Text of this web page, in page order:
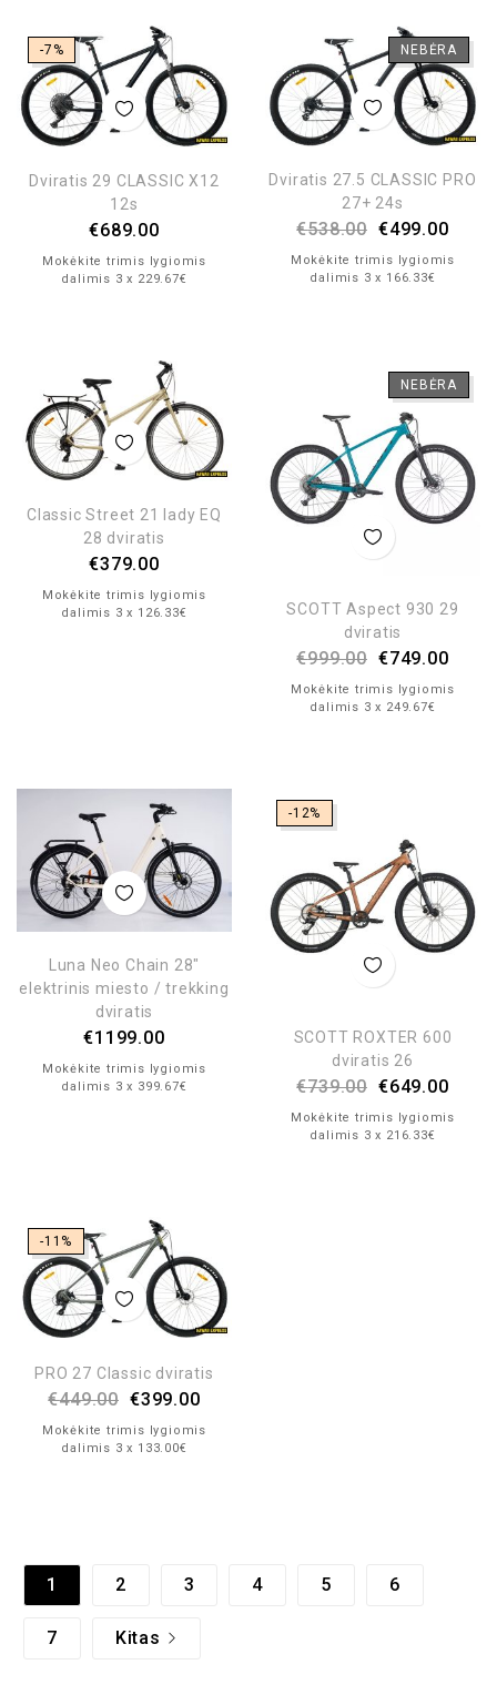
-7%
Dviratis 29 CLASSIC X12
12s
€689.00
Mokėkite trimis lygiomis
dalimis 3 x 229.67€
NEBĖRA
Dviratis 27.5 CLASSIC PRO
27+ 24s
€538.00 €499.00
Mokėkite trimis lygiomis
dalimis 3 x 166.33€
Classic Street 21 lady EQ
28 dviratis
€379.00
Mokėkite trimis lygiomis
dalimis 3 x 126.33€
NEBĖRA
SCOTT Aspect 930 29
dviratis
€999.00 €749.00
Mokėkite trimis lygiomis
dalimis 3 x 249.67€
Luna Neo Chain 28″
elektrinis miesto / trekking
dviratis
€1199.00
Mokėkite trimis lygiomis
dalimis 3 x 399.67€
-12%
SCOTT ROXTER 600
dviratis 26
€739.00 €649.00
Mokėkite trimis lygiomis
dalimis 3 x 216.33€
-11%
PRO 27 Classic dviratis
€449.00 €399.00
Mokėkite trimis lygiomis
dalimis 3 x 133.00€
1 2 3 4 5 6
7 Kitas